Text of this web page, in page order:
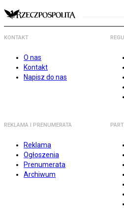
KONTAKT
O nas
Kontakt
Napisz do nas
REKLAMA I PRENUMERATA
Reklama
Ogłoszenia
Prenumerata
Archiwum